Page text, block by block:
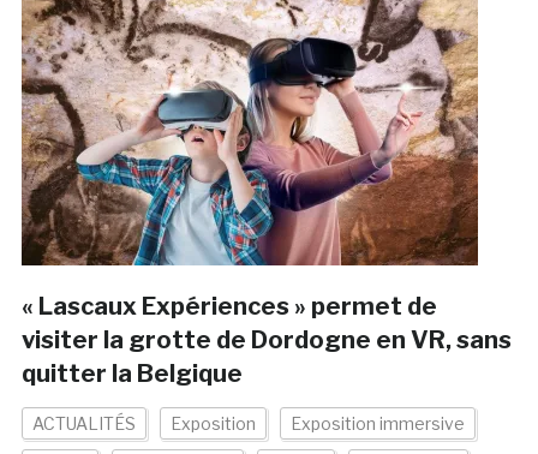
« Lascaux Expériences » permet de
visiter la grotte de Dordogne en VR, sans
quitter la Belgique
ACTUALITÉS Exposition Exposition immersive